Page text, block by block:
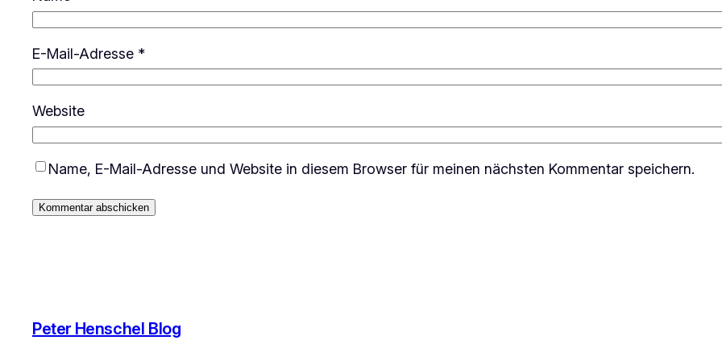
E-Mail-Adresse *
Website
Name, E-Mail-Adresse und Website in diesem Browser für meinen nächsten Kommentar speichern.
Peter Henschel Blog